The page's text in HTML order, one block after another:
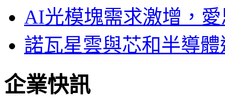
AI光模塊需求激增，
諾瓦星雲與芯和半導
企業快訊